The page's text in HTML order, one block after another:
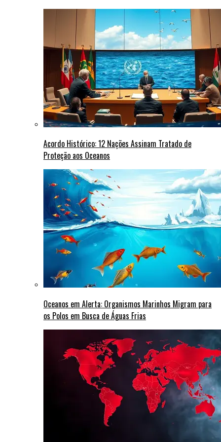
Acordo Histórico: 12 Nações Assinam Tratado de
Proteção aos Oceanos
Oceanos em Alerta: Organismos Marinhos Migram para
os Polos em Busca de Águas Frias